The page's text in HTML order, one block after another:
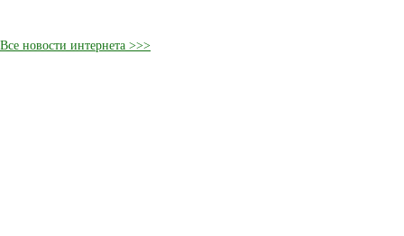
Все новости интернета >>>